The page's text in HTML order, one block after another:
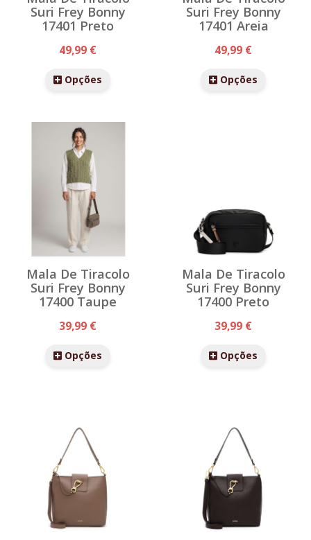
Suri Frey Bonny
17401 Preto
49,99 €
Opções
Suri Frey Bonny
17401 Areia
49,99 €
Opções
Mala De Tiracolo
Suri Frey Bonny
17400 Taupe
39,99 €
Opções
Mala De Tiracolo
Suri Frey Bonny
17400 Preto
39,99 €
Opções